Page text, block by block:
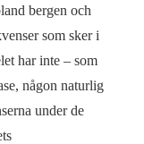
bergen och
som sker i
har inte – som
någon naturlig
under de